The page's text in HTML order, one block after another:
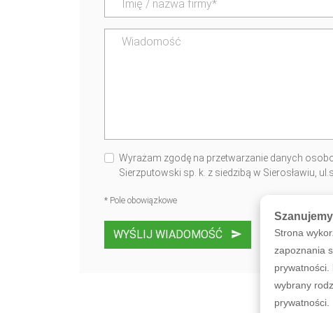
Wyrażam zgodę na przetwarzanie danych
Sierzputowski sp. k. z siedzibą w Sierosławiu,
* Pole obowiązkowe
WYŚLIJ WIADOMOŚĆ
Strona
zapoznania
prywatności.
wybrany
prywatności.